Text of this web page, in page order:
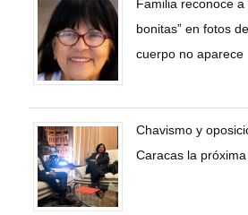
Familia reconoce
bonitas” en fotos
cuerpo no aparece
Chavismo y
Caracas la